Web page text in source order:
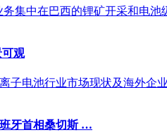
务集中在巴西的锂矿开采和电
观
子电池行业市场现状及海外
牙首相桑切斯 …